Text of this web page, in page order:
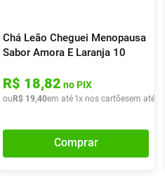
Chá Leão Cheguei Menopausa
Sabor Amora E Laranja 10
R$ 18,82 no PIX
ou R$ 19,40em até 1x nos cartõesem até
Comprar